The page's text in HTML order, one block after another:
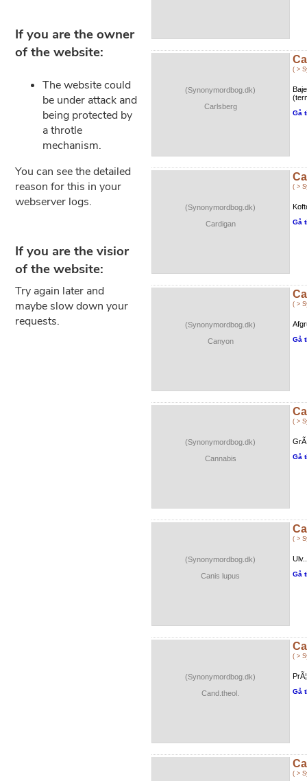
(Synonymordbog.dk)
Carlsberg
( >
Gå
(Synonymordbog.dk)
Cardigan
( >
Gå
(Synonymordbog.dk)
Canyon
( >
Gå
(Synonymordbog.dk)
Cannabis
( >
Gå
(Synonymordbog.dk)
Canis lupus
( >
Gå
(Synonymordbog.dk)
Cand.theol.
( >
Gå
( >